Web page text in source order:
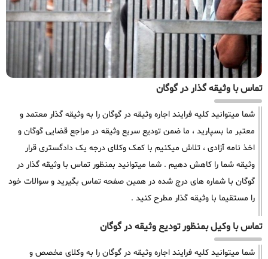
تماس با وثیقه گذار در گوگان
شما میتوانید کلیه فرایند اجاره وثیقه در گوگان را به وثیقه گذار معتمد و
معتبر ما بسپارید ، ما ضمن تودیع سریع وثیقه در مراجع قضایی گوگان و
اخذ نامه آزادی ، تلاش میکنیم با کمک وکلای درجه یک دادگستری قرار
وثیقه شما را کاهش دهیم . شما میتوانید بمنظور تماس با وثیقه گذار در
گوگان با شماره های درج شده در همین صفحه تماس بگیرید و سوالات خود
را مستقیما با وثیقه گذار مطرح کنید .
تماس با وکیل بمنظور تودیع وثیقه در گوگان
شما میتوانید کلیه فرایند اجاره وثیقه در گوگان را به وکلای مخصص و